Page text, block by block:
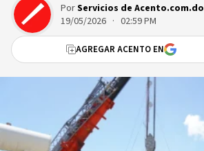
PorServicios de Acento.com.do
19/05/2026 · 02:59 PM
AGREGAR ACENTO EN